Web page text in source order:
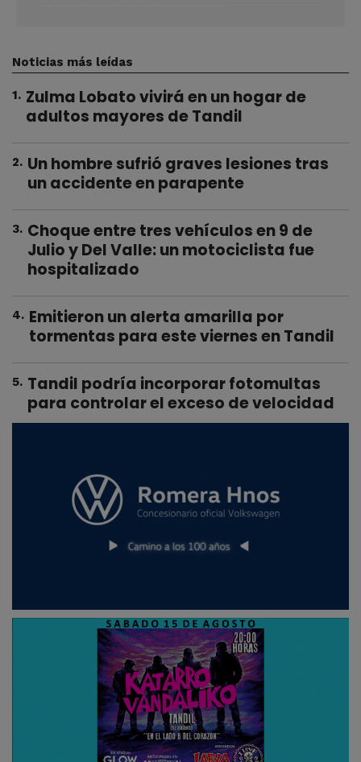
Noticias más leídas
1. Zulma Lobato vivirá en un hogar de
adultos mayores de Tandil
2. Un hombre sufrió graves lesiones tras
un accidente en parapente
3. Choque entre tres vehículos en 9 de
Julio y Del Valle: un motociclista fue
hospitalizado
4. Emitieron un alerta amarilla por
tormentas para este viernes en Tandil
5. Tandil podría incorporar fotomultas
para controlar el exceso de velocidad